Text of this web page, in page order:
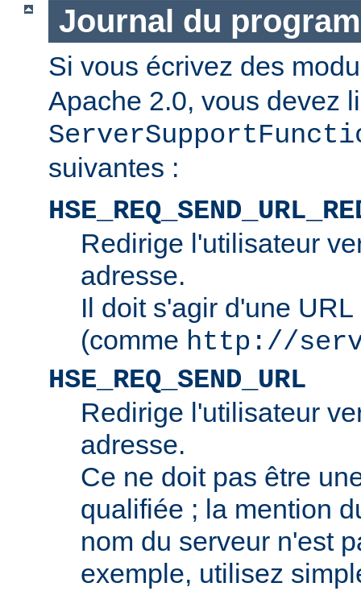
Journal du
Si vous écrivez des
Apache 2.0, vous devez
suivantes :
Redirige l'utilisateur
adresse.
Il doit s'agir d'une
(comme http://
HSE_REQ_SEND_URL
Redirige l'utilisateur
adresse.
Ce ne doit pas être
qualifiée ; la mention
nom du serveur n'est
exemple, utilisez